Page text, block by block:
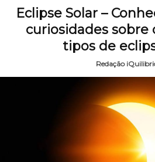
Eclipse Solar –
curiosidades sobre
tipos de
Redação